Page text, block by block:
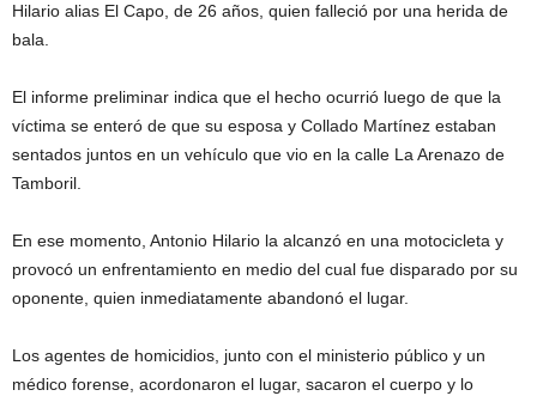
Hilario alias El Capo, de 26 años, quien falleció por una herida de
bala.
El informe preliminar indica que el hecho ocurrió luego de que la
víctima se enteró de que su esposa y Collado Martínez estaban
sentados juntos en un vehículo que vio en la calle La Arenazo de
Tamboril.
En ese momento, Antonio Hilario la alcanzó en una motocicleta y
provocó un enfrentamiento en medio del cual fue disparado por su
oponente, quien inmediatamente abandonó el lugar.
Los agentes de homicidios, junto con el ministerio público y un
médico forense, acordonaron el lugar, sacaron el cuerpo y lo